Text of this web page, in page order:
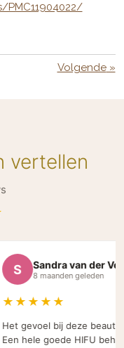
Volgende»
vertellen
Sandra van der Velden
8 maanden geleden
gevoel bij deze beauty
hele goede HIFU